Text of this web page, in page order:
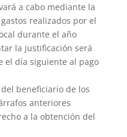
a cabo mediante la
realizados por el
durante el año
la justificación será
el día siguiente al pago
beneficiario de los
anteriores
a la obtención del